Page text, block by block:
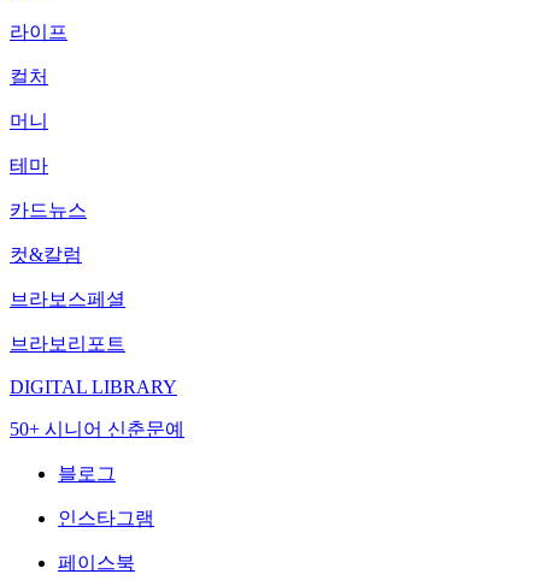
라이프
컬처
머니
테마
카드뉴스
컷&칼럼
브라보스페셜
브라보리포트
DIGITAL LIBRARY
50+ 시니어 신춘문예
블로그
인스타그램
페이스북